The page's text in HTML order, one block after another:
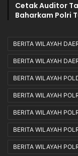
Cetak Auditor
Baharkam Polri
BERITA WILAYAH
BERITA WILAYAH
BERITA WILAYAH
BERITA WILAYAH
BERITA WILAYAH
BERITA WILAYAH
BERITA WILAYAH